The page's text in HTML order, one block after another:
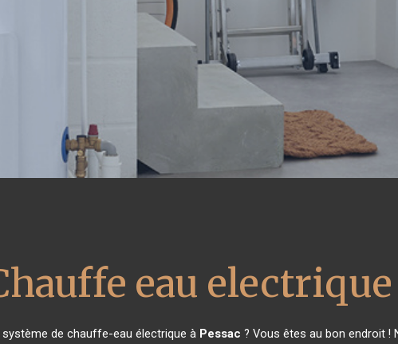
eau electrique
de chauffe-eau électrique à Pessac ? Vous êtes au bon endroit !